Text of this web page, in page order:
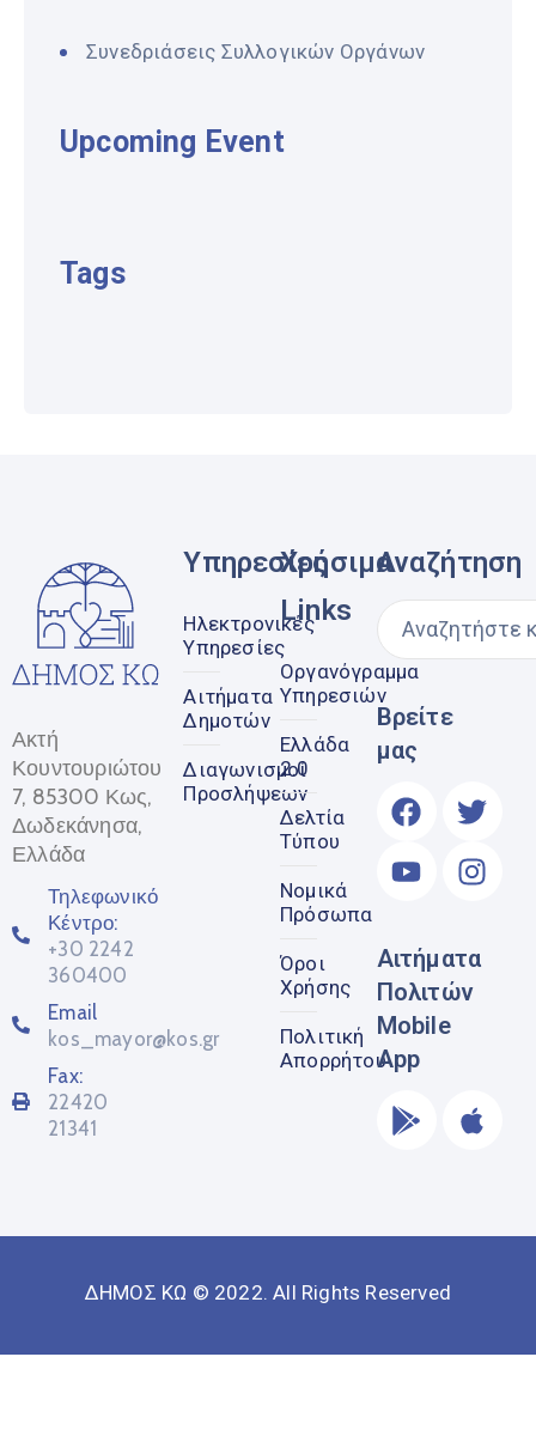
Συνεδριάσεις Συλλογικών Οργάνων
Upcoming Event
Tags
Ακτή
Κουντουριώτου
7, 85300 Κως,
Δωδεκάνησα,
Ελλάδα
Τηλεφωνικό
Κέντρο:
+30 2242
360400
Email
kos_mayor@kos.gr
Fax:
22420
21341
Υπηρεσίες
Ηλεκτρονικές
Υπηρεσίες
Αιτήματα
Δημοτών
Διαγωνισμοί
Προσλήψεων
Χρήσιμα
Links
Οργανόγραμμα
Υπηρεσιών
Ελλάδα
2.0
Δελτία
Τύπου
Νομικά
Πρόσωπα
Όροι
Χρήσης
Πολιτική
Απορρήτου
Αναζήτηση
Βρείτε
μας
Αιτήματα
Πολιτών
Mobile
App
ΔΗΜΟΣ ΚΩ © 2022. All Rights Reserved